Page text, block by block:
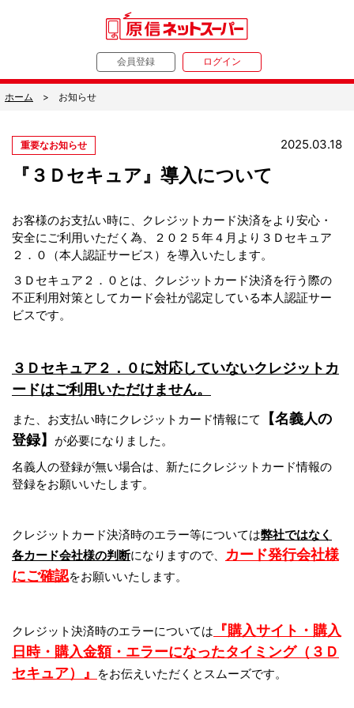
会員登録 ログイン
ホーム お知らせ
重要なお知らせ 2025.03.18
『３Ｄセキュア』導入について
お客様のお支払い時に、クレジットカード決済をより安心・
安全にご利用いただく為、
２０２５年４月より３Ｄセキュア
２．０（本人認証サービス）を導入いたします。
３Ｄセキュア２．０とは、クレジットカード決済を行う際の
不正利用対策としてカード会社が認定している本人認証サー
ビスです。
３Ｄセキュア２．０に対応していないクレジットカ
ードはご利用いただけません。
また、お支払い時にクレジットカード情報にて
【名義人の
登録】
が必要になりました。
名義人の登録が無い場合は、新たにクレジットカード情報の
登録をお願いいたします。
クレジットカード決済時のエラー等については弊社ではなく
各カード会社様の判断になりますので、
カード発行会社様
にご確認をお願いいたします。
クレジット決済時のエラーについては
『購入サイト・購入
日時・購入金額・エラーになったタイミング（３Ｄ
セキュア）』
をお伝えいただくとスムーズです。